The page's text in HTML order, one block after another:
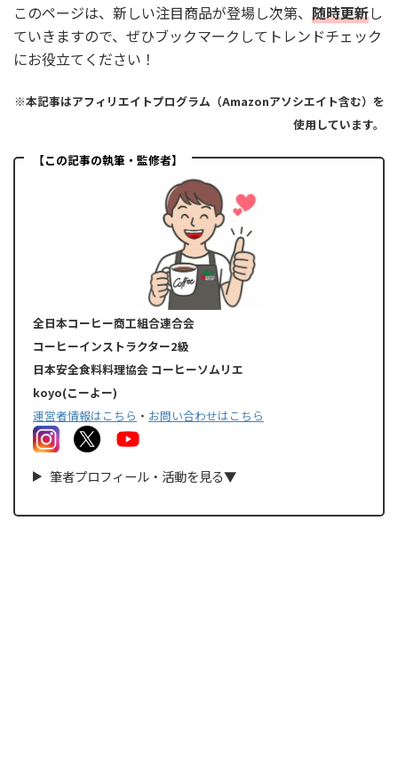
このページは、新しい注目商品が登場し次第、 随時更新し
ていきますので、ぜひブックマークしてトレンドチェック
にお役立てください！
※本記事はアフィリエイトプログラム（Amazonアソシエイト含む）を
使用しています。
【この記事の執筆・監修者】
全日本コーヒー商工組合連合会
コーヒーインストラクター2級
日本安全食料料理協会 コーヒーソムリエ
koyo(こーよー)
運営者情報はこちら ・ お問い合わせはこちら
筆者プロフィール・ 活動を見る▼